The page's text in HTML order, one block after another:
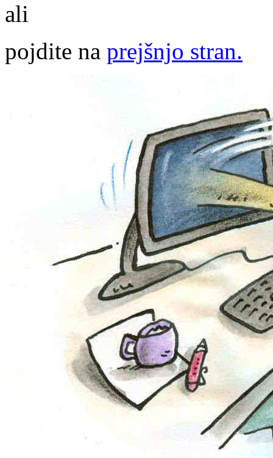
ali
pojdite na prejšnjo stran.